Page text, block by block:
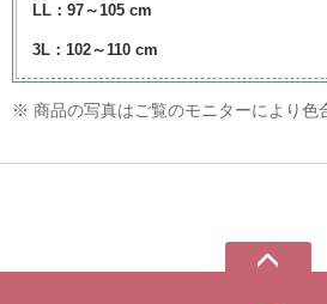
LL：97～105 cm
3L：102～110 cm
※ 商品の写真はご覧のモニターにより色